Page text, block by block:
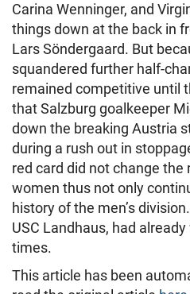
Carina Wenninger, and
things down at the back in
Lars Söndergaard. But
squandered further half-
remained competitive until
that Salzburg goalkeeper
down the breaking Austria
during a rush out in
red card did not change the
women thus not only
history of the men’s
USC Landhaus, had
times.
This article has been